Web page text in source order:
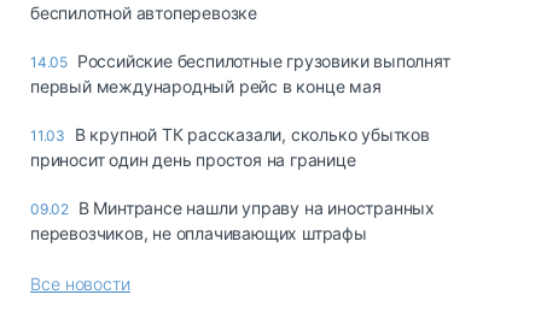
беспилотной автоперевозке
14.05 Российские беспилотные грузовики выполнят
первый международный рейс в конце мая
11.03
В крупной ТК рассказали, сколько убытков
приносит один день простоя на границе
09.02 В Минтрансе нашли управу на иностранных
перевозчиков, не оплачивающих штрафы
Все новости